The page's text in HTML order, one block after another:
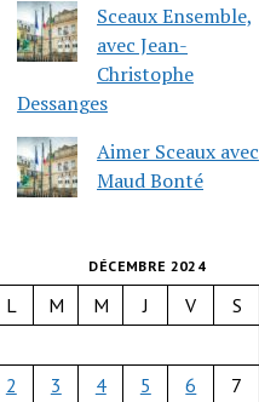
Sceaux Ensemble,
avec Jean-
Christophe
Dessanges
Aimer Sceaux avec
Maud Bonté
DÉCEMBRE 2024
L M M J V S
2
3 4 5 6 7